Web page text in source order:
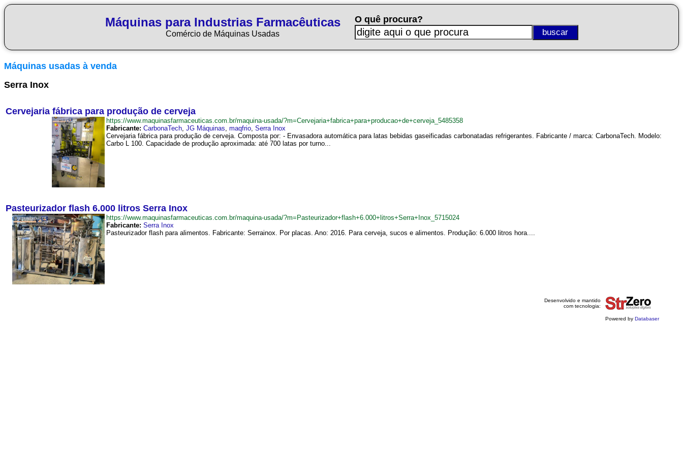
Máquinas para Industrias Farmacêuticas
Comércio de Máquinas Usadas
O quê procura?
Máquinas usadas à venda
Serra Inox
Cervejaria fábrica para produção de cerveja
https://www.maquinasfarmaceuticas.com.br/maquina-usada/?m=Cervejaria+fabrica+para+producao+de+cerveja_5485358
Fabricante: CarbonaTech, JG Máquinas, maqfrio, Serra Inox
Cervejaria fábrica para produção de cerveja. Composta por: - Envasadora automática para latas bebidas gaseificadas carbonatadas refrigerantes. Fabricante / marca: CarbonaTech. Modelo:
Carbo L 100. Capacidade de produção aproximada: até 700 latas por turno...
Pasteurizador flash 6.000 litros Serra Inox
https://www.maquinasfarmaceuticas.com.br/maquina-usada/?m=Pasteurizador+flash+6.000+litros+Serra+Inox_5715024
Fabricante: Serra Inox
Pasteurizador flash para alimentos. Fabricante: Serrainox. Por placas. Ano: 2016. Para cerveja, sucos e alimentos. Produção: 6.000 litros hora....
Desenvolvido e mantido
com tecnologia:
Powered by Databaser